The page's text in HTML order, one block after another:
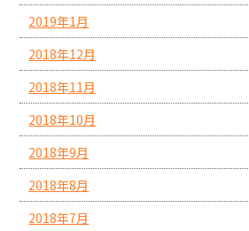
2019年1月
2018年12月
2018年11月
2018年10月
2018年9月
2018年8月
2018年7月